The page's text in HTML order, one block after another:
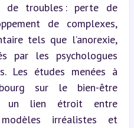
de troubles : perte de
de complexes,
tels que l’anorexie,
par les psychologues
Les études menées à
sur le bien-être
un lien étroit entre
irréalistes et